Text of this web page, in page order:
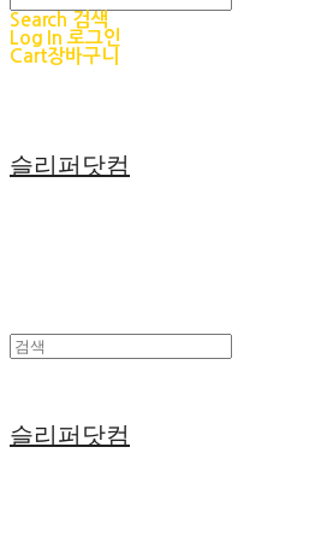
Search 검색
Log In 로그인
Cart장바구니
슬리퍼닷컴
슬리퍼닷컴